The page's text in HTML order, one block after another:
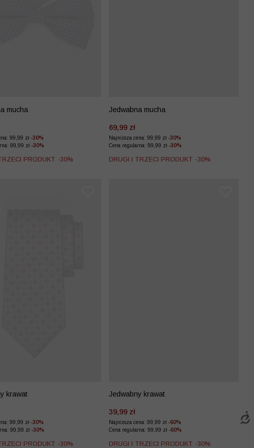
mucha
99,99 zł -30%
99,99 zł -30%
PRODUKT -30%
Jedwabna mucha
69,99 zł
Najniższa cena: 99,99 zł -30%
Cena regularna: 99,99 zł -30%
DRUGI I TRZECI PRODUKT -30%
krawat
99,99 zł -30%
99,99 zł -30%
PRODUKT -30%
Jedwabny krawat
39,99 zł
Najniższa cena: 99,99 zł -60%
Cena regularna: 99,99 zł -60%
DRUGI I TRZECI PRODUKT -30%